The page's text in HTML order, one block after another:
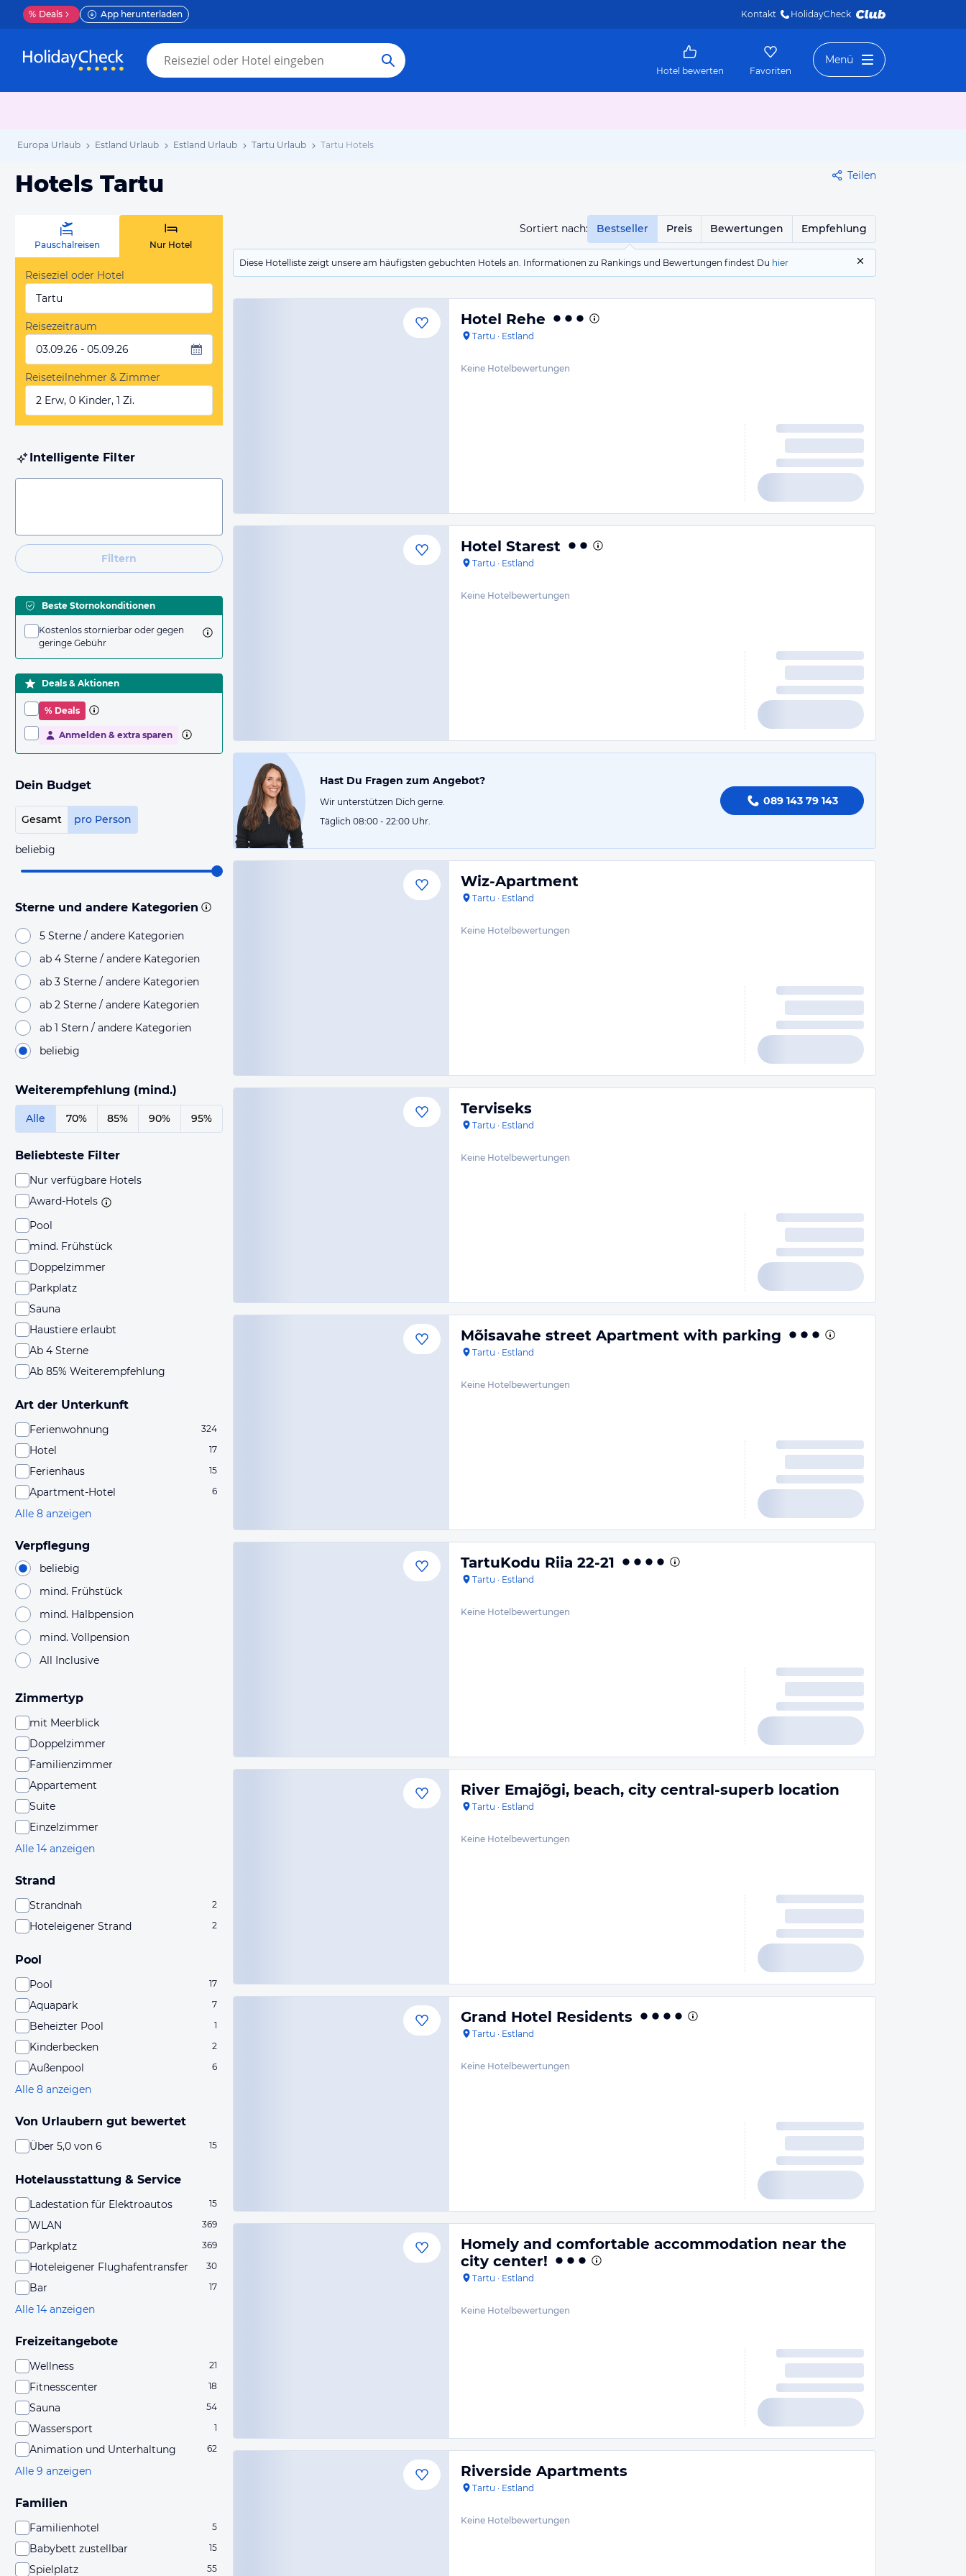
% Deals App herunterladen Kontakt HolidayCheck
Hotel bewerten Favoriten
Menü
Europa Urlaub Estland Urlaub Estland Urlaub Tartu Urlaub Tartu Hotels
Hotels Tartu Teilen
Sortiert nach: Bestseller Preis Bewertungen Empfehlung
Diese Hotelliste zeigt unsere am häufigsten gebuchten Hotels an. Informationen zu Rankings und Bewertungen findest Du hier
Pauschalreisen Nur Hotel
Reiseziel oder Hotel
Tartu
Reisezeitraum
03.09.26 - 05.09.26
Reiseteilnehmer & Zimmer
2 Erw, 0 Kinder, 1 Zi.
Intelligente Filter
Filtern
Beste Stornokonditionen
Kostenlos stornierbar oder gegen
geringe Gebühr
Deals & Aktionen
% Deals
Anmelden & extra sparen
Dein Budget
Gesamt pro Person
beliebig
Sterne und andere Kategorien
5 Sterne / andere Kategorien
ab 4 Sterne / andere Kategorien
ab 3 Sterne / andere Kategorien
ab 2 Sterne / andere Kategorien
ab 1 Stern / andere Kategorien
beliebig
Weiterempfehlung (mind.)
Alle 70% 85% 90% 95%
Beliebteste Filter
Nur verfügbare Hotels
Award-Hotels
Pool
mind. Frühstück
Doppelzimmer
Parkplatz
Sauna
Haustiere erlaubt
Ab 4 Sterne
Ab 85% Weiterempfehlung
Art der Unterkunft
Ferienwohnung 324
Hotel 17
Ferienhaus 15
Apartment-Hotel 6
Alle 8 anzeigen
Verpflegung
beliebig
mind. Frühstück
mind. Halbpension
mind. Vollpension
All Inclusive
Zimmertyp
mit Meerblick
Doppelzimmer
Familienzimmer
Appartement
Suite
Einzelzimmer
Alle 14 anzeigen
Strand
Strandnah 2
Hoteleigener Strand 2
Pool
Pool 17
Aquapark 7
Beheizter Pool 1
Kinderbecken 2
Außenpool 6
Alle 8 anzeigen
Von Urlaubern gut bewertet
Über 5,0 von 6 15
Hotelausstattung & Service
Ladestation für Elektroautos 15
WLAN 369
Parkplatz 369
Hoteleigener Flughafentransfer 30
Bar 17
Alle 14 anzeigen
Freizeitangebote
Wellness 21
Fitnesscenter 18
Sauna 54
Wassersport 1
Animation und Unterhaltung 62
Alle 9 anzeigen
Familien
Familienhotel 5
Babybett zustellbar 15
Spielplatz 55
Hotel Rehe
Tartu · Estland
Keine Hotelbewertungen
Hotel Starest
Tartu · Estland
Keine Hotelbewertungen
Hast Du Fragen zum Angebot?
Wir unterstützen Dich gerne.
Täglich 08:00 - 22:00 Uhr.
089 143 79 143
Wiz-Apartment
Tartu · Estland
Keine Hotelbewertungen
Terviseks
Tartu · Estland
Keine Hotelbewertungen
Mõisavahe street Apartment with parking
Tartu · Estland
Keine Hotelbewertungen
TartuKodu Riia 22-21
Tartu · Estland
Keine Hotelbewertungen
River Emajõgi, beach, city central-superb location
Tartu · Estland
Keine Hotelbewertungen
Grand Hotel Residents
Tartu · Estland
Keine Hotelbewertungen
Homely and comfortable accommodation near the
city center!
Tartu · Estland
Keine Hotelbewertungen
Riverside Apartments
Tartu · Estland
Keine Hotelbewertungen